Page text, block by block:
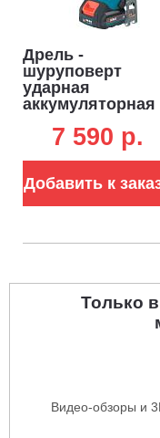
Дрель -
шуруповерт
ударная
аккумуляторная
EU-0 без АКБ и ЗУ
(PRC, BL 18V, 60
7 590 p.
Добавить к
Только
Видео-обзоры и